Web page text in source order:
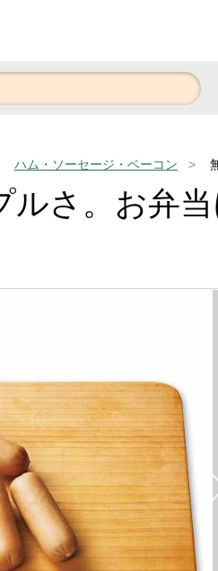
ハム・ソーセージ・ベーコン
ルさ。お弁